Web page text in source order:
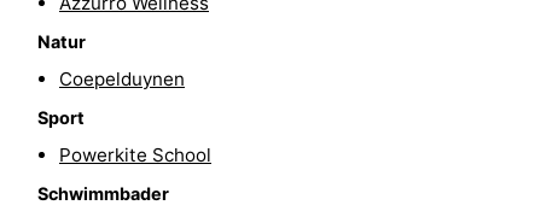
Surfen
Sportangeln
Essen
trinken
Praktisch
Natur
Coepelduynen
Sport
Powerkite School
Schwimmbader